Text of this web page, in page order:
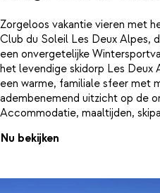
Zorgeloos vakantie vieren met
Club du Soleil Les Deux Alpes,
een onvergetelijke
het levendige skidorp Les
een warme, familiale sfeer met
adembenemend uitzicht op de
Accommodatie, maaltijden,
en de kidsclubs zijn
alleen maar hoeft te genieten!
wintersportvakantie of een
Nu bekijken